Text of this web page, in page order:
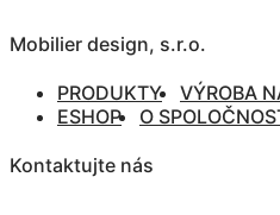
Mobilier design, s.r.o.
PRODUKTY VÝROBA
ESHOP
O
Kontaktujte nás